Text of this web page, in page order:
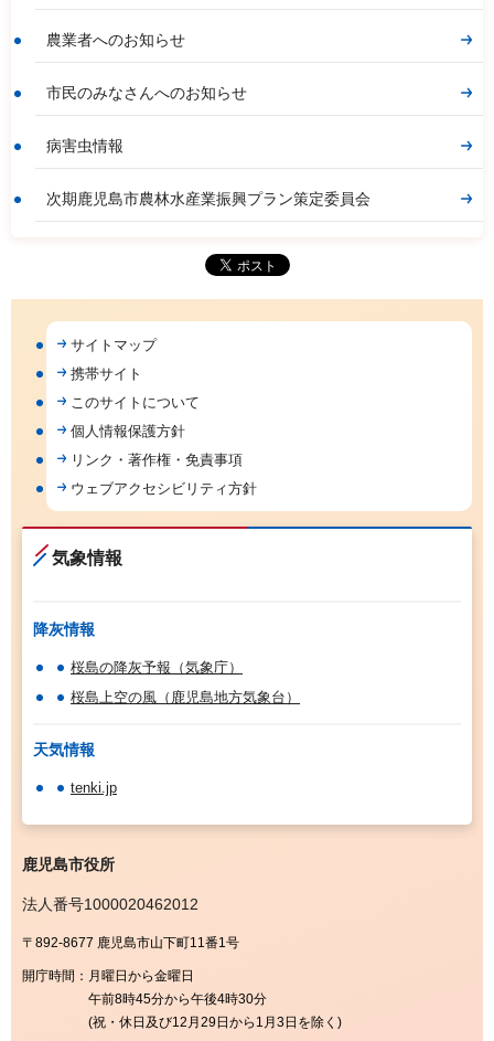
農業者へのお知らせ
市民のみなさんへのお知らせ
病害虫情報
次期鹿児島市農林水産業振興プラン策定委員会
サイトマップ
携帯サイト
このサイトについて
個人情報保護方針
リンク・著作権・免責事項
ウェブアクセシビリティ方針
気象情報
降灰情報
桜島の降灰予報（気象庁）
桜島上空の風（鹿児島地方気象台）
天気情報
tenki.jp
鹿児島市役所
法人番号1000020462012
〒892-8677 鹿児島市山下町11番1号
開庁時間： 月曜日から金曜日
午前8時45分から午後4時30分
(祝・休日及び12月29日から1月3日を除く)